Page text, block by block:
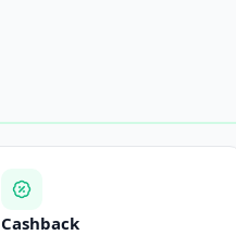
Cashback